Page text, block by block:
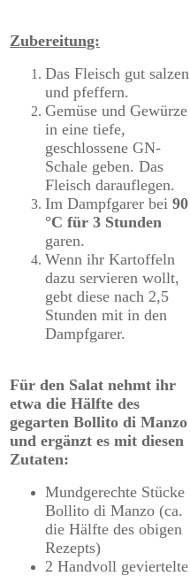
Zubereitung:
Das Fleisch gut salzen
und pfeffern.
Gemüse und Gewürze
in eine tiefe,
geschlossene GN-
Schale geben. Das
Fleisch darauflegen.
Im Dampfgarer bei 90
°C für 3 Stunden
garen.
Wenn ihr Kartoffeln
dazu servieren wollt,
gebt diese nach 2,5
Stunden mit in den
Dampfgarer.
Für den Salat nehmt ihr
etwa die Hälfte des
gegarten Bollito di Manzo
und ergänzt es mit diesen
Zutaten:
Mundgerechte Stücke
Bollito di Manzo (ca.
die Hälfte des obigen
Rezepts)
2 Handvoll geviertelte